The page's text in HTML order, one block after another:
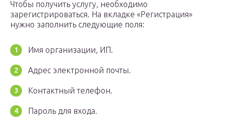
Чтобы получить услугу, необходимо
зарегистрироваться. На вкладке «Регистрация»
нужно заполнить следующие поля:
Имя организации, ИП.
Адрес электронной почты.
Контактный телефон.
Пароль для входа.